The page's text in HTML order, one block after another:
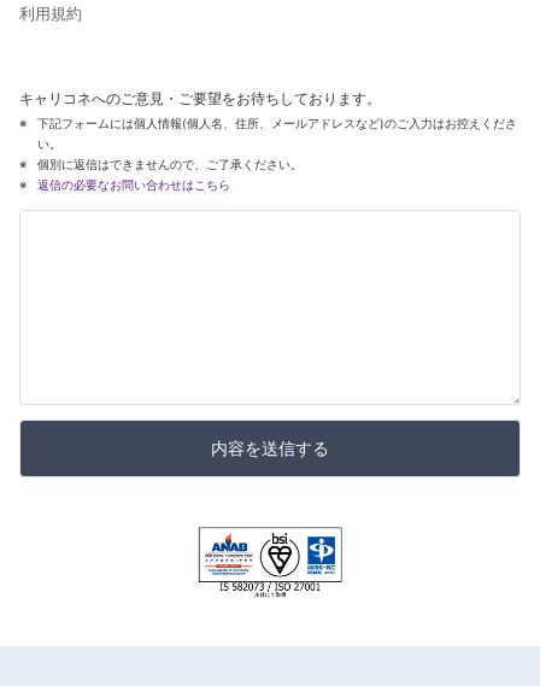
利用規約
キャリコネへのご意見・ご要望をお待ちしております。
下記フォームには個人情報(個人名、住所、メールアドレスなど)のご入力はお控えくださ
い。
個別に返信はできませんので、ご了承ください。
返信の必要なお問い合わせはこちら
内容を送信する